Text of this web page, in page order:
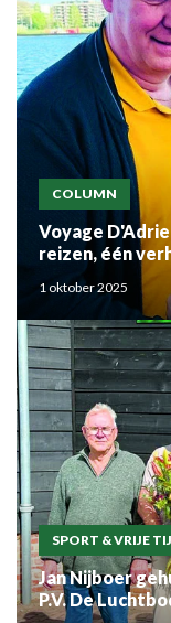
COLUMN
Voyage
reizen, één
Mouden
1 oktober 2025
SPORT & VRIJE
Jan Nijboer
P.V. De